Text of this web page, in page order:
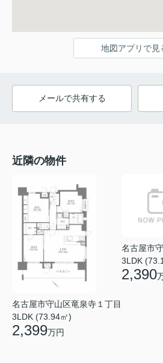
地図アプリで見
メールで共有する
近隣の物件
名古屋市守山区竜泉寺１丁目
3LDK (73.94㎡)
2,399万円
名古屋市
3LDK
2,390